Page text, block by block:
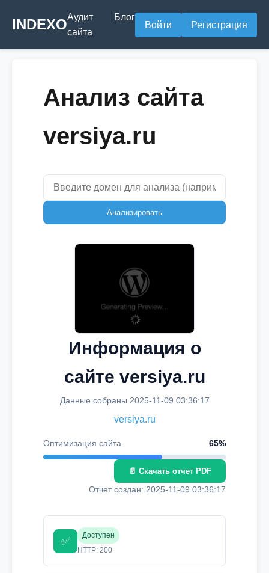
INDEXOАудит
сайта
Блог
Войти Регистрация
Анализ сайта
versiya.ru
Анализировать
Информация о
сайте versiya.ru
Данные собраны 2025-11-09 03:36:17
versiya.ru
Оптимизация сайта 65%
📄 Скачать отчет PDF
Отчет создан: 2025-11-09 03:36:17
✅
Доступен
HTTP: 200